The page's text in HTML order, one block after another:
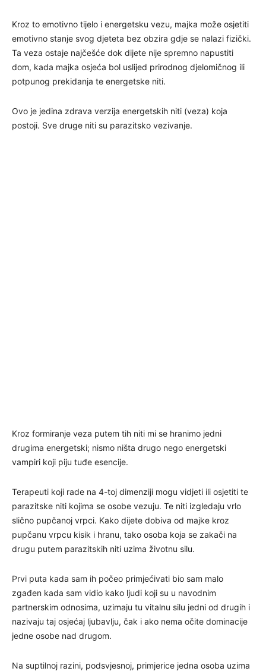
Kroz to emotivno tijelo i energetsku vezu, majka može osjetiti
emotivno stanje svog djeteta bez obzira gdje se nalazi fizički.
Ta veza ostaje najčešće dok dijete nije spremno napustiti
dom, kada majka osjeća bol uslijed prirodnog djelomičnog ili
potpunog prekidanja te energetske niti.
Ovo je jedina zdrava verzija energetskih niti (veza) koja
postoji. Sve druge niti su parazitsko vezivanje.
Kroz formiranje veza putem tih niti mi se hranimo jedni
drugima energetski; nismo ništa drugo nego energetski
vampiri koji piju tuđe esencije.
Terapeuti koji rade na 4-toj dimenziji mogu vidjeti ili osjetiti te
parazitske niti kojima se osobe vezuju. Te niti izgledaju vrlo
slično pupčanoj vrpci. Kako dijete dobiva od majke kroz
pupčanu vrpcu kisik i hranu, tako osoba koja se zakači na
drugu putem parazitskih niti uzima životnu silu.
Prvi puta kada sam ih počeo primjećivati bio sam malo
zgađen kada sam vidio kako ljudi koji su u navodnim
partnerskim odnosima, uzimaju tu vitalnu silu jedni od drugih i
nazivaju taj osjećaj ljubavlju, čak i ako nema očite dominacije
jedne osobe nad drugom.
Na suptilnoj razini, podsvjesnoj, primjerice jedna osoba uzima